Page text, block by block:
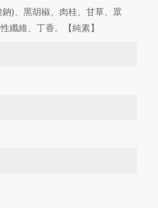
)、黑胡椒、肉桂、甘草、眾
纖維、丁香。【純素】